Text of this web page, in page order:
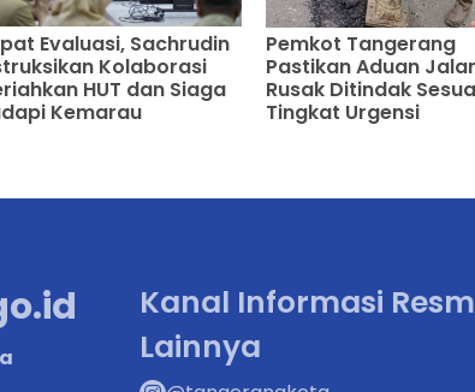
Evaluasi, Sachrudin
Kolaborasi
HUT dan Siaga
Kemarau
Pemkot Tangerang
Pastikan Aduan
Rusak Ditindak
Tingkat Urgensi
Kanal Informasi
Lainnya